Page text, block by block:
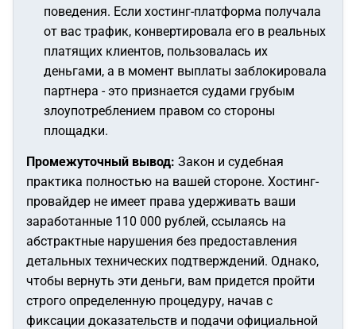
поведения. Если хостинг-платформа получала
от вас трафик, конвертировала его в реальных
платящих клиентов, пользовалась их
деньгами, а в момент выплаты заблокировала
партнера - это признается судами грубым
злоупотреблением правом со стороны
площадки.
Промежуточный вывод: Закон и судебная
практика полностью на вашей стороне. Хостинг-
провайдер не имеет права удерживать ваши
заработанные 110 000 рублей, ссылаясь на
абстрактные нарушения без предоставления
детальных технических подтверждений. Однако,
чтобы вернуть эти деньги, вам придется пройти
строго определенную процедуру, начав с
фиксации доказательств и подачи официальной